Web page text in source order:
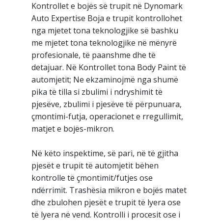
Kontrollet e bojës së trupit në Dynomark
Auto Expertise Boja e trupit kontrollohet
nga mjetet tona teknologjike së bashku
me mjetet tona teknologjike në mënyrë
profesionale, të paanshme dhe të
detajuar. Në Kontrollet tona Body Paint të
automjetit; Ne ekzaminojmë nga shumë
pika të tilla si zbulimi i ndryshimit të
pjesëve, zbulimi i pjesëve të përpunuara,
çmontimi-futja, operacionet e rregullimit,
matjet e bojës-mikron.
Në këto inspektime, së pari, në të gjitha
pjesët e trupit të automjetit bëhen
kontrolle të çmontimit/futjes ose
ndërrimit. Trashësia mikron e bojës matet
dhe zbulohen pjesët e trupit të lyera ose
të lyera në vend. Kontrolli i procesit ose i